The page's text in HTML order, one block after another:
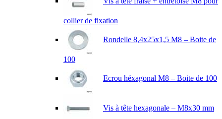
collier de fixation
Rondelle 8,4x25x1,5 M8 – Boite de
100
Ecrou héxagonal M8 – Boite de 100
Vis à tête hexagonale – M8x30 mm